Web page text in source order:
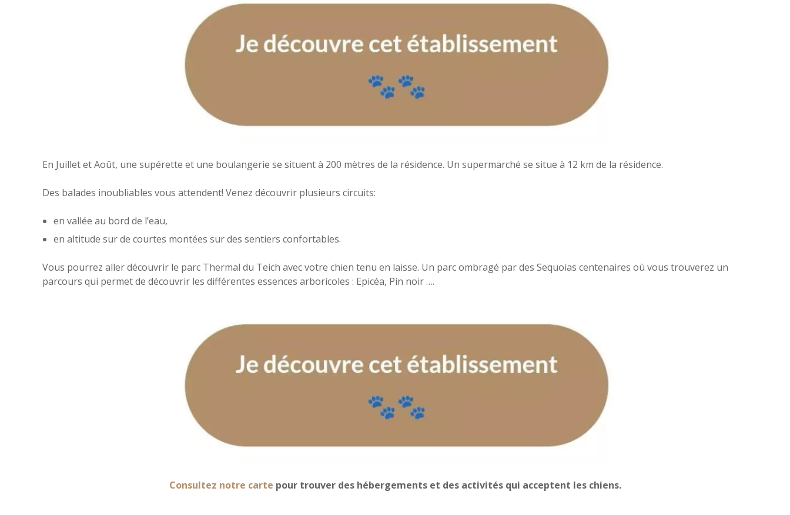
En Juillet et Août, une supérette et une boulangerie se situent à 200 mètres de la résidence. Un supermarché se situe à 12 km de la résidence.
Des balades inoubliables vous attendent! Venez découvrir plusieurs circuits:
en vallée au bord de l’eau,
en altitude sur de courtes montées sur des sentiers confortables.
Vous pourrez aller découvrir le parc Thermal du Teich avec votre chien tenu en laisse. Un parc ombragé par des Sequoias centenaires où vous trouverez un
parcours qui permet de découvrir les différentes essences arboricoles : Epicéa, Pin noir ….
Consultez notre carte pour trouver des hébergements et des activités qui acceptent les chiens.